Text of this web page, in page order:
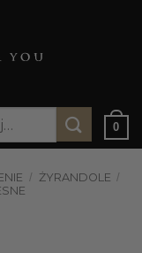
0
/ ŻYRANDOLE /